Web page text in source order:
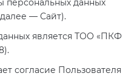
персональных данных
— Сайт).
является ТОО «ПКФ
согласие Пользователя